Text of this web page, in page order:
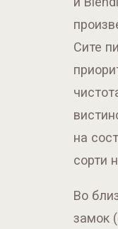
Сите
на
сорти
Во
замок